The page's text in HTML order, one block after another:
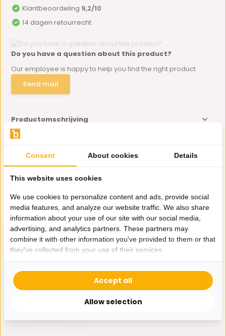
Klantbeoordeling 9,2/10
14 dagen retourrecht
Do you have a question about this product?
Our employee is happy to help you find the right product
Send mail
Productomschrijving
Delen
Eerder bekeken door jou
Consent About cookies Details
This website uses cookies
We use cookies to personalize content and ads, provide social
media features, and analyze our website traffic. We also share
information about your use of our site with our social media,
advertising, and analytics partners. These partners may
combine it with other information you've provided to them or that
they've collected from your use of their services.
Allow selection
Accept all